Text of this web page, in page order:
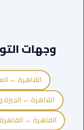
المهندسين
ليموزين
مصر
الجديدة
ليموزين
وجهات
القاهرة ←
القاهرة ← الجيزة
القاهرة ←